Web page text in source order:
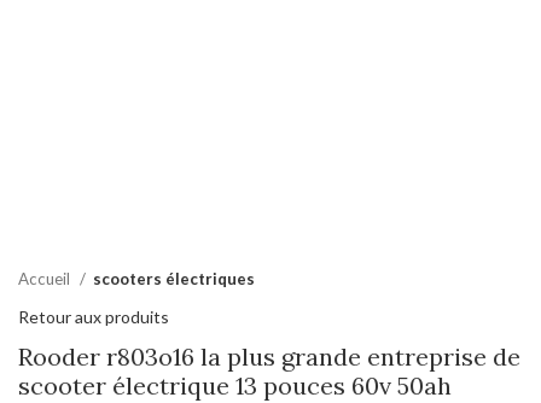
Accueil scooters électriques
Retour aux produits
Rooder r803o16 la plus grande entreprise de
scooter électrique 13 pouces 60v 50ah